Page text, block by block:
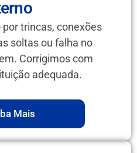
trincas, conexões
soltas ou falha no
Corrigimos com
adequada.
Mais